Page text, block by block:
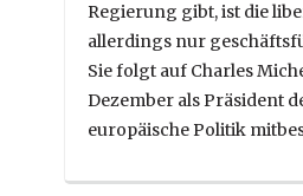
Regierung gibt, ist die
allerdings nur
Sie folgt auf Charles
Dezember als Präsident
europäische Politik